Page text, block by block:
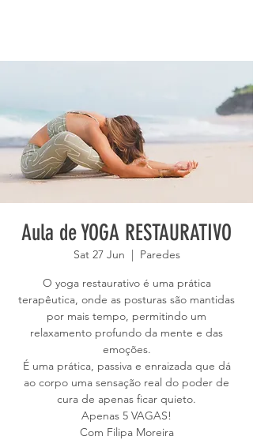
Aula de YOGA RESTAURATIVO
Sat 27 Jun
  |
Paredes
O yoga restaurativo é uma prática
terapêutica, onde as posturas são mantidas
por mais tempo, permitindo um
relaxamento profundo da mente e das
emoções.
É uma prática, passiva e enraizada que dá
ao corpo uma sensação real do poder de
cura de apenas ficar quieto.
Apenas 5 VAGAS!
Com Filipa Moreira